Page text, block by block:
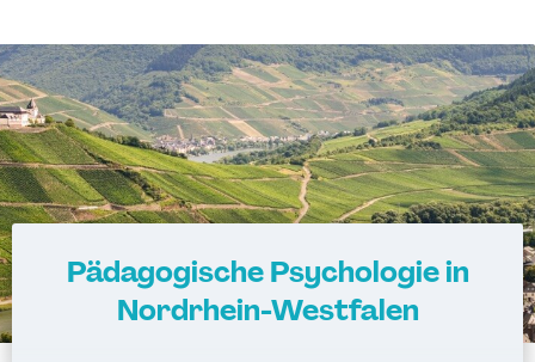
Pädagogische Psychologie in
Nordrhein-Westfalen